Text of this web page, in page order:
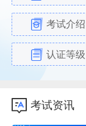
考试介绍
认证等级
考试资讯